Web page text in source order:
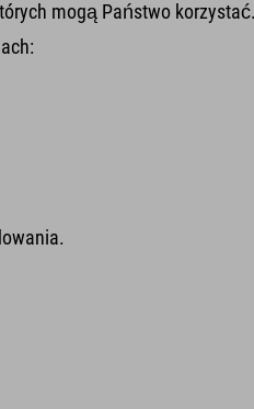
mogą Państwo korzystać.